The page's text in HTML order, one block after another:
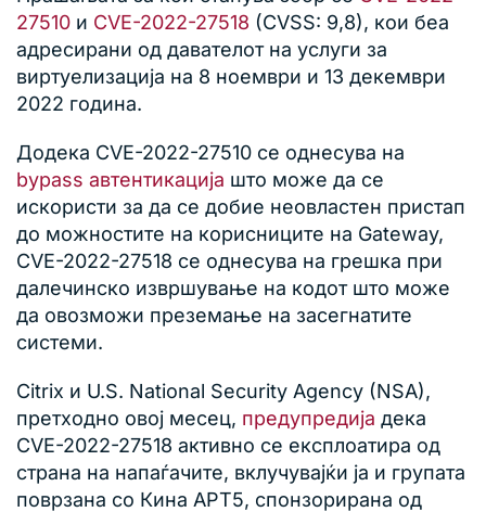
27510 и CVE-2022-27518 (CVSS: 9,8), кои беа
адресирани од давателот на услуги за
виртуелизација на 8 ноември и 13 декември
2022 година.
Додека CVE-2022-27510 се однесува на
bypass автентикација што може да се
искористи за да се добие неовластен пристап
до можностите на корисниците на Gateway,
CVE-2022-27518 се однесува на грешка при
далечинско извршување на кодот што може
да овозможи преземање на засегнатите
системи.
Citrix и U.S. National Security Agency (NSA),
претходно овој месец, предупредија дека
CVE-2022-27518 активно се експлоатира од
страна на напаѓачите, вклучувајќи ја и групата
поврзана со Кина APT5, спонзорирана од